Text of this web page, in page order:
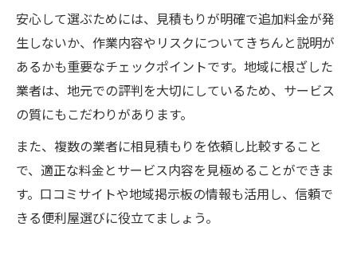
安心して選ぶためには、見積もりが明確で追加料金が発
生しないか、作業内容やリスクについてきちんと説明が
あるかも重要なチェックポイントです。地域に根ざした
業者は、地元での評判を大切にしているため、サービス
の質にもこだわりがあります。
また、複数の業者に相見積もりを依頼し比較すること
で、適正な料金とサービス内容を見極めることができま
す。口コミサイトや地域掲示板の情報も活用し、信頼で
きる便利屋選びに役立てましょう。